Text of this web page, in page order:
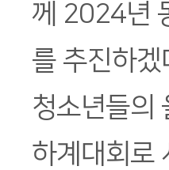
께 2024년
를 추진하
청소년들의
하계대회로